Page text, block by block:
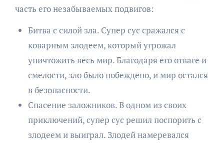
часть его незабываемых подвигов:
Битва с силой зла. Супер сус сражался с
коварным злодеем, который угрожал
уничтожить весь мир. Благодаря его отваге и
смелости, зло было побеждено, и мир остался
в безопасности.
Спасение заложников. В одном из своих
приключений, супер сус решил поспорить с
злодеем и выиграл. Злодей намеревался